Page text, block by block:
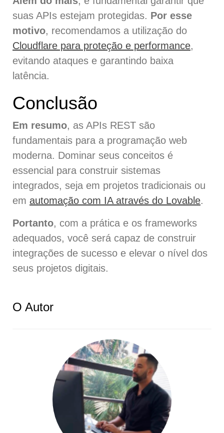
suas APIs estejam protegidas. Por esse
motivo, recomendamos a utilização do
Cloudflare para proteção e performance,
evitando ataques e garantindo baixa
latência.
Conclusão
Em resumo, as APIs REST são
fundamentais para a programação web
moderna. Dominar seus conceitos é
essencial para construir sistemas
integrados, seja em projetos tradicionais ou
em automação com IA através do Lovable.
Portanto, com a prática e os frameworks
adequados, você será capaz de construir
integrações de sucesso e elevar o nível dos
seus projetos digitais.
O Autor